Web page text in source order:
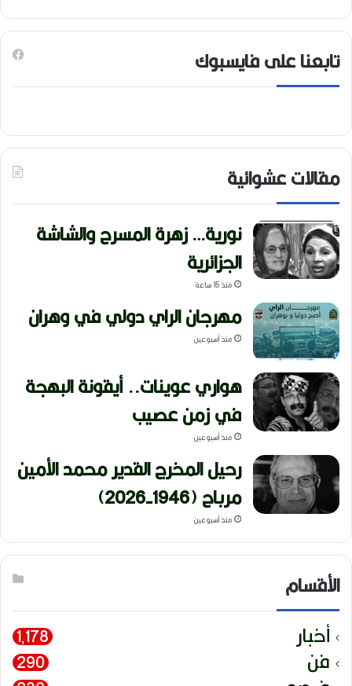
تابعنا على فايسبوك
مقالات عشوائية
نورية… زهرة المسرح والشاشة
الجزائرية
منذ 15 ساعة
مهرجان الراي دولي في وهران
منذ أسبوعين
هواري عوينات.. أيقونة البهجة
في زمن عصيب
منذ أسبوعين
رحيل المخرج القدير محمد الأمين
مرباح (1946-2026)
منذ أسبوعين
الأقسام
أخبار 1٬178
فن 290